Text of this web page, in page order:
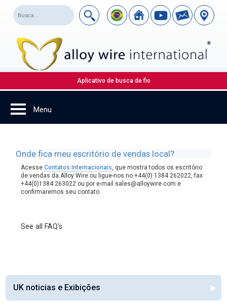
Aplicativo de busca de fio
Onde fica meu escritório de vendas local?
AcesseContatos Internacionais, que mostra todos os escritório
de vendas da Alloy Wire ou ligue-nos no +44(0) 1384 262022, fax
+44(0)1384 263022 ou por e-mail sales@alloywire.com e
confirmaremos seu contato.
See all FAQ's
UK noticias e Exibições